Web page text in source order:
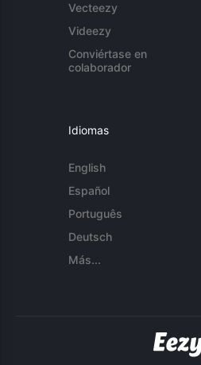
Vecteezy
Videezy
Conviértase en
colaborador
Idiomas
English
Español
Português
Deutsch
Más...